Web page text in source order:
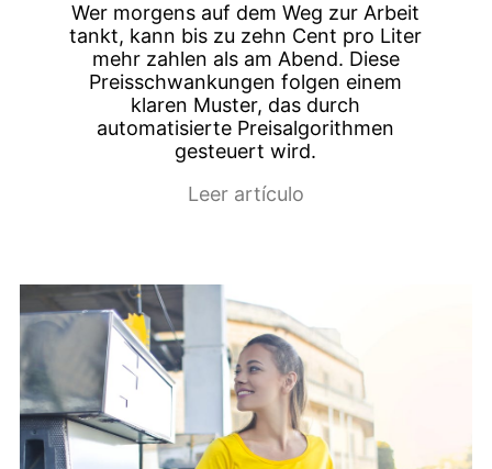
Wer morgens auf dem Weg zur Arbeit
tankt, kann bis zu zehn Cent pro Liter
mehr zahlen als am Abend. Diese
Preisschwankungen folgen einem
klaren Muster, das durch
automatisierte Preisalgorithmen
gesteuert wird.
Leer artículo